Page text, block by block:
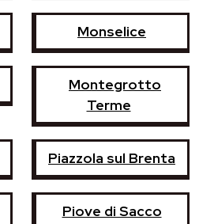
Monselice
Montegrotto
Terme
Piazzola sul Brenta
Piove di Sacco